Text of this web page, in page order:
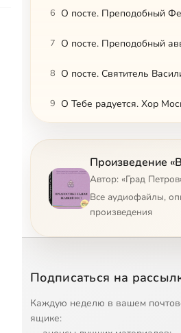
6 О посте. Преподобный
7 О посте. Преподобный
8 О посте. Святитель
9 О Тебе радуется. Хор
О посте. Святитель
12 О посте. Святитель
15 О посте. Святитель
16 О посте.
Произведение
Автор: «Град
Все аудиофайлы,
произведения
Подписаться на
Каждую неделю в вашем
ящике: